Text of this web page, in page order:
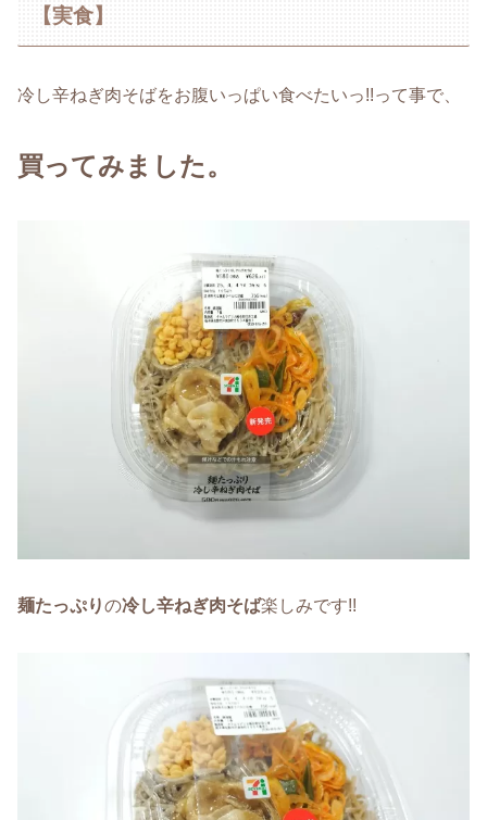
【実食】
冷し辛ねぎ肉そばをお腹いっぱい食べたいっ!!って事で、
買ってみました。
麺たっぷりの冷し辛ねぎ肉そば楽しみです!!